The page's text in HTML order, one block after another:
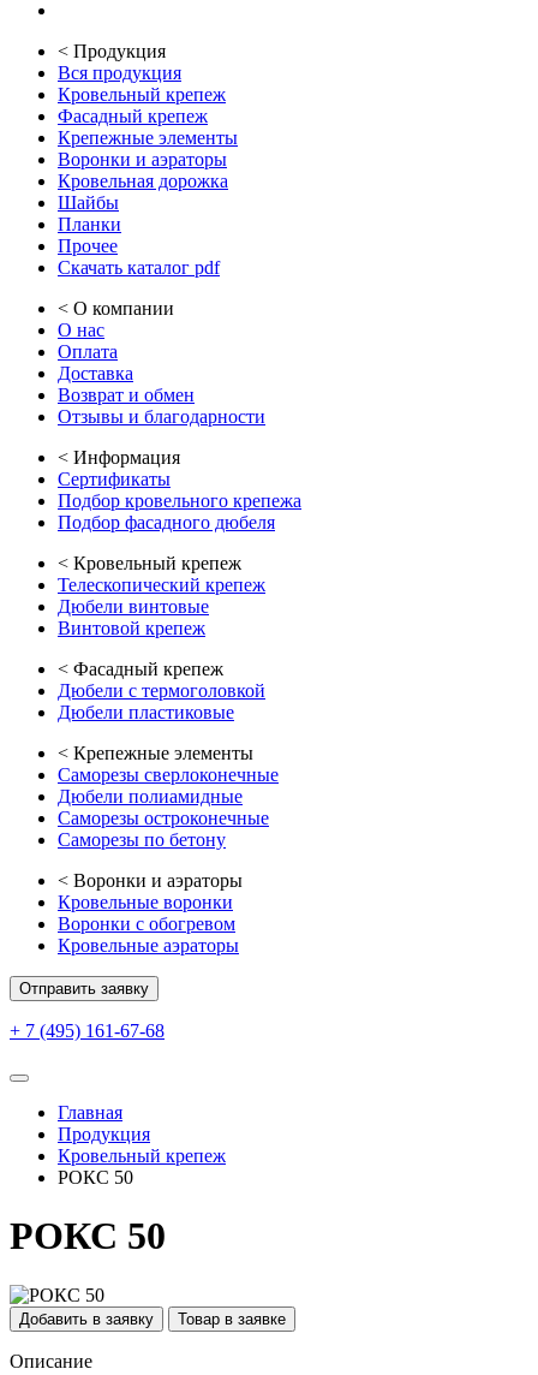
< Продукция
Вся продукция
Кровельный крепеж
Фасадный крепеж
Крепежные элементы
Воронки и аэраторы
Кровельная дорожка
Шайбы
Планки
Прочее
Скачать каталог pdf
< О компании
О нас
Оплата
Доставка
Возврат и обмен
Отзывы и благодарности
< Информация
Сертификаты
Подбор кровельного крепежа
Подбор фасадного дюбеля
< Кровельный крепеж
Телескопический крепеж
Дюбели винтовые
Винтовой крепеж
< Фасадный крепеж
Дюбели с термоголовкой
Дюбели пластиковые
< Крепежные элементы
Саморезы сверлоконечные
Дюбели полиамидные
Саморезы остроконечные
Саморезы по бетону
< Воронки и аэраторы
Кровельные воронки
Воронки с обогревом
Кровельные аэраторы
Отправить заявку
+ 7 (495) 161-67-68
Главная
Продукция
Кровельный крепеж
РОКС 50
РОКС 50
Добавить в заявку Товар в заявке
Описание